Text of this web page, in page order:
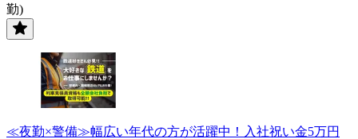
勤)
≪夜勤×警備≫幅広い年代の方が活躍中！入社祝い金5万円